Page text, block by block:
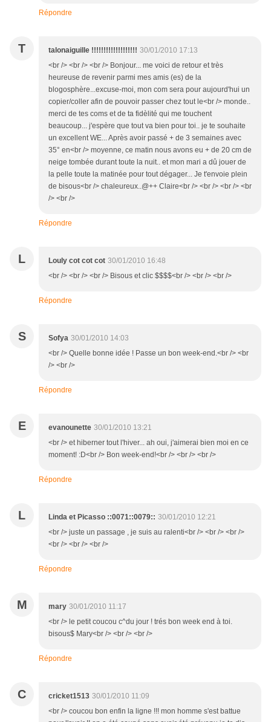
Répondre
T talonaiguille !!!!!!!!!!!!!!!!!!! 30/01/2010 17:13
<br /> <br /> <br /> Bonjour... me voici de retour et très
heureuse de revenir parmi mes amis (es) de la
blogosphère...excuse-moi, mon com sera pour aujourd'hui un
copier/coller afin de pouvoir passer chez tout le<br /> monde..
merci de tes coms et de ta fidèlité qui me touchent
beaucoup... j'espère que tout va bien pour toi.. je te souhaite
un excellent WE... Après avoir passé + de 3 semaines avec
35° en<br /> moyenne, ce matin nous avons eu + de 20 cm de
neige tombée durant toute la nuit.. et mon mari a dû jouer de
la pelle toute la matinée pour tout dégager... Je t'envoie plein
de bisous<br /> chaleureux..@++ Claire<br /> <br /> <br /> <br
/> <br />
Répondre
L Louly cot cot cot 30/01/2010 16:48
<br /> <br /> <br /> Bisous et clic $$$$<br /> <br /> <br />
Répondre
S Sofya 30/01/2010 14:03
<br /> Quelle bonne idée ! Passe un bon week-end.<br /> <br
/> <br />
Répondre
E evanounette 30/01/2010 13:21
<br /> et hiberner tout l'hiver... ah oui, j'aimerai bien moi en ce
moment! :D<br /> Bon week-end!<br /> <br /> <br />
Répondre
L Linda et Picasso ::0071::0079:: 30/01/2010 12:21
<br /> juste un passage , je suis au ralenti<br /> <br /> <br />
<br /> <br /> <br />
Répondre
M mary 30/01/2010 11:17
<br /> le petit coucou c^du jour ! trés bon week end à toi.
bisous$ Mary<br /> <br /> <br />
Répondre
C cricket1513 30/01/2010 11:09
<br /> coucou bon enfin la ligne !!! mon homme s'est battue